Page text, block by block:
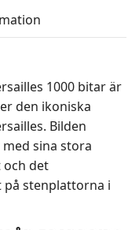
1000 bitar är
den ikoniska
Bilden
sina stora
det
stenplattorna i